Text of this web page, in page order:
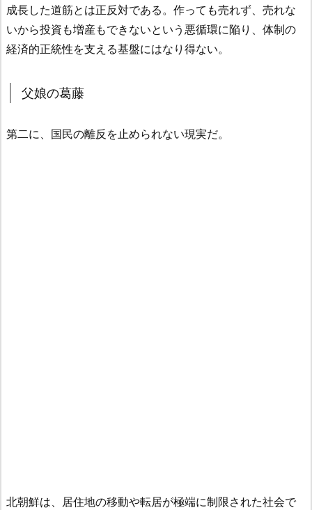
成長した道筋とは正反対である。作っても売れず、売れな
いから投資も増産もできないという悪循環に陥り、体制の
経済的正統性を支える基盤にはなり得ない。
父娘の葛藤
第二に、国民の離反を止められない現実だ。
北朝鮮は、居住地の移動や転居が極端に制限された社会で